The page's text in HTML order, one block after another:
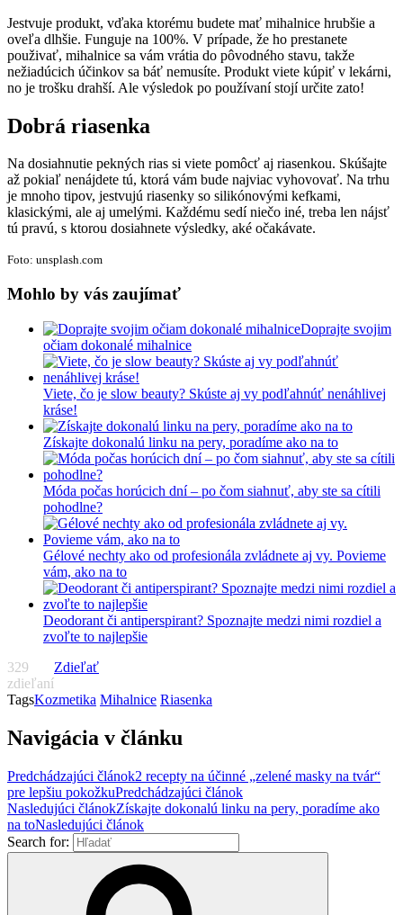
Jestvuje produkt, vďaka ktorému budete mať mihalnice hrubšie a
oveľa dlhšie. Funguje na 100%. V prípade, že ho prestanete
použivať, mihalnice sa vám vrátia do pôvodného stavu, takže
nežiadúcich účinkov sa báť nemusíte. Produkt viete kúpiť v lekárni,
no je trošku drahší. Ale výsledok po používaní stojí určite zato!
Dobrá riasenka
Na dosiahnutie pekných rias si viete pomôcť aj riasenkou. Skúšajte
až pokiaľ nenájdete tú, ktorá vám bude najviac vyhovovať. Na trhu
je mnoho tipov, jestvujú riasenky so silikónovými kefkami,
klasickými, ale aj umelými. Každému sedí niečo iné, treba len nájsť
tú pravú, s ktorou dosiahnete výsledky, aké očakávate.
Foto: unsplash.com
Mohlo by vás zaujímať
Doprajte svojim
očiam dokonalé mihalnice
Viete, čo je slow beauty? Skúste aj vy podľahnúť nenáhlivej
kráse!
Získajte dokonalú linku na pery, poradíme ako na to
Móda počas horúcich dní – po čom siahnuť, aby ste sa cítili
pohodlne?
Gélové nechty ako od profesionála zvládnete aj vy. Povieme
vám, ako na to
Deodorant či antiperspirant? Spoznajte medzi nimi rozdiel a
zvoľte to najlepšie
329
zdieľaní
Zdieľať
TagsKozmetika Mihalnice Riasenka
Navigácia v článku
Predchádzajúci článok2 recepty na účinné „zelené masky na tvár“
pre lepšiu pokožkuPredchádzajúci článok
Nasledujúci článokZískajte dokonalú linku na pery, poradíme ako
na toNasledujúci článok
Search for: